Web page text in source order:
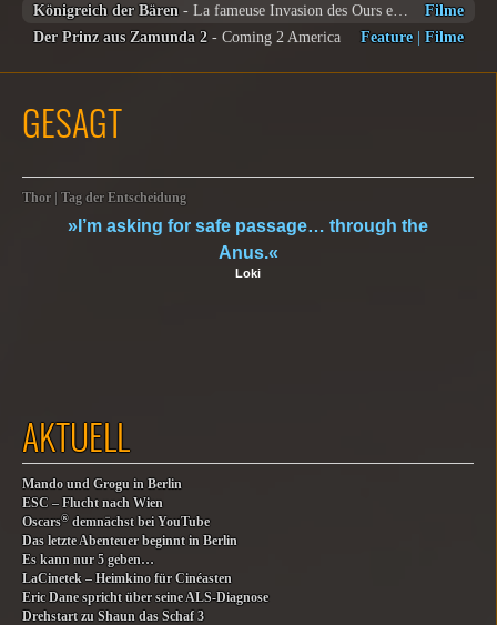
Königreich der Bären
Filme
Der Prinz aus Zamunda 2 - Coming 2 America Feature| Filme
GESAGT
Thor | Tag der Entscheidung
»I’m asking for safe passage… through the
Anus.«
Loki
AKTUELL
Mando und Grogu in Berlin
ESC – Flucht nach Wien
Oscars® demnächst bei YouTube
Das letzte Abenteuer beginnt in Berlin
Es kann nur 5 geben…
LaCinetek – Heimkino für Cinéasten
Eric Dane spricht über seine ALS-Diagnose
Drehstart zu Shaun das Schaf 3